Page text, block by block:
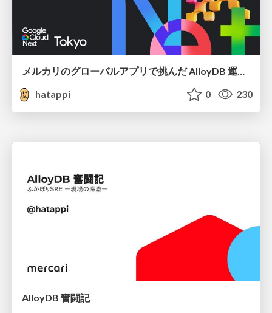
メルカリのグローバルアプリで挑んだ AlloyDB 運用と課題解決の実践記
hatappi
0 230
AlloyDB 奮闘記